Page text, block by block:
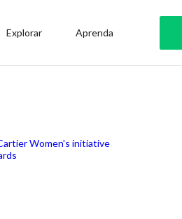
Explorar Aprenda